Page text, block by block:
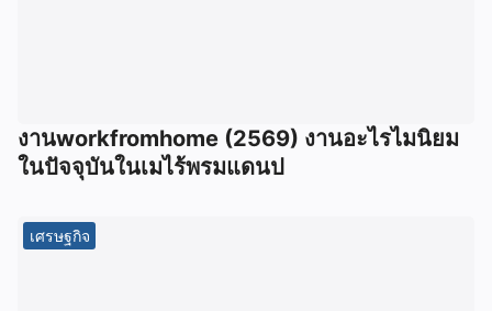
งานworkfromhome (2569) งานอะไรไมนิยม
ในปัจจุบันในเมไร้พรมแดนป
เศรษฐกิจ